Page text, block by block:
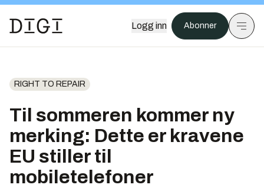
Logg inn Abonner
RIGHT TO REPAIR
Til sommeren kommer ny
merking: Dette er kravene
EU stiller til
mobiletelefoner